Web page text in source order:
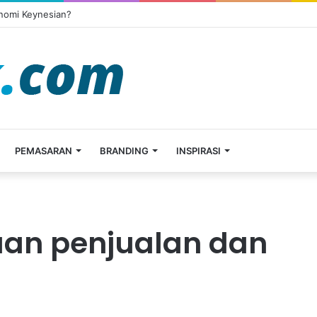
Keynesian?
PEMASARAN BRANDING INSPIRASI
penjualan dan